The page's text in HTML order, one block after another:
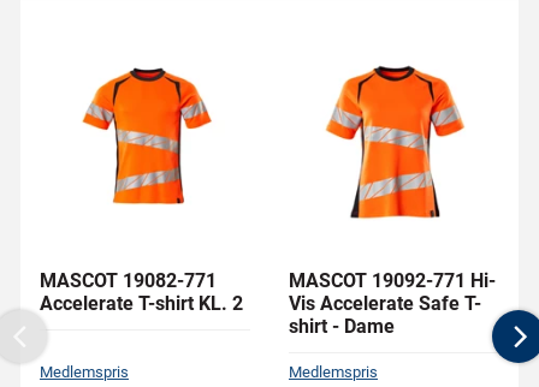
MASCOT 19082-771
Accelerate T-shirt KL. 2
Medlemspris
MASCOT 19092-771 Hi-
Vis Accelerate Safe T-
shirt - Dame
Medlemspris
Previous